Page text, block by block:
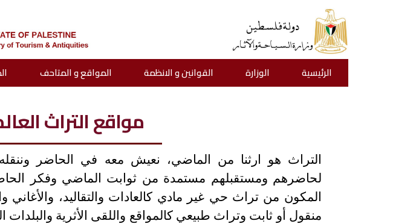
الرئيسية الوزارة القوانين و الانظمة المواقع و المتاحف
مواقع التراث
التراث هو ارثنا من الماضي، نعيش معه في الحاضر وننقله
لحاضرهم ومستقبلهم مستمدة من ثوابت الماضي وفكر
المكون من تراث حي غير مادي كالعادات والتقاليد،
منقول أو ثابت وتراث طبيعي كالمواقع واللقى الأثرية والبلدات